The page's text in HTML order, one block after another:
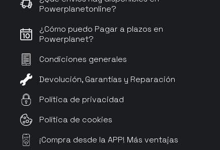
Powerplanetonline?
¿Cómo puedo Pagar a plazos en
Powerplanet?
Condiciones generales
Devolución, Garantías y Reparación
Política de privacidad
Política de cookies
APP
¡Compra desde la APP! Más ventajas